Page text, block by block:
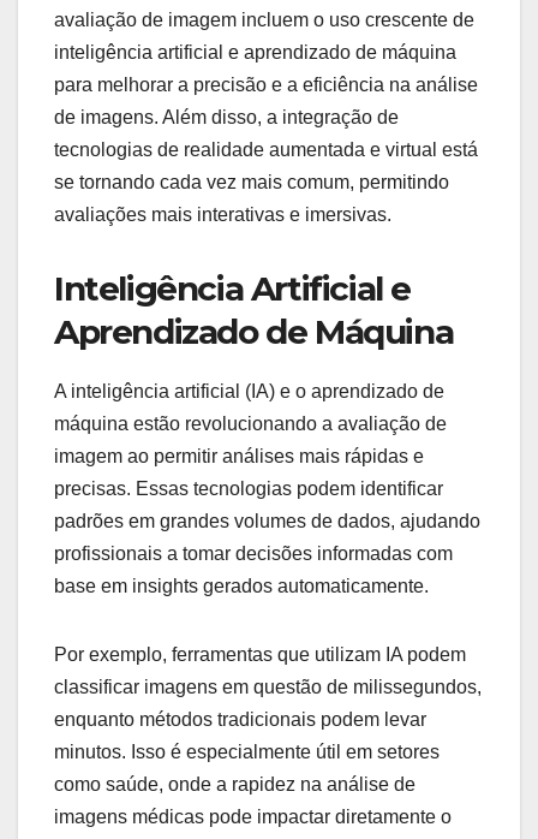
avaliação de imagem incluem o uso crescente de
inteligência artificial e aprendizado de máquina
para melhorar a precisão e a eficiência na análise
de imagens. Além disso, a integração de
tecnologias de realidade aumentada e virtual está
se tornando cada vez mais comum, permitindo
avaliações mais interativas e imersivas.
Inteligência Artificial e
Aprendizado de Máquina
A inteligência artificial (IA) e o aprendizado de
máquina estão revolucionando a avaliação de
imagem ao permitir análises mais rápidas e
precisas. Essas tecnologias podem identificar
padrões em grandes volumes de dados, ajudando
profissionais a tomar decisões informadas com
base em insights gerados automaticamente.
Por exemplo, ferramentas que utilizam IA podem
classificar imagens em questão de milissegundos,
enquanto métodos tradicionais podem levar
minutos. Isso é especialmente útil em setores
como saúde, onde a rapidez na análise de
imagens médicas pode impactar diretamente o